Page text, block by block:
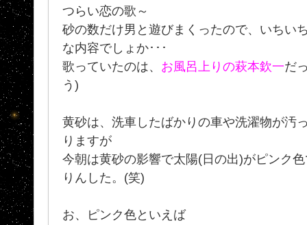
つらい恋の歌～
砂の数だけ男と遊びまくったので、いちい
な内容でしょか･･･
歌っていたのは、 お風呂上りの萩本欽一だ
う)
黄砂は、洗車したばかりの車や洗濯物が汚
りますが
今朝は黄砂の影響で太陽(日の出)がピンク
りんした。(笑)
お、ピンク色といえば